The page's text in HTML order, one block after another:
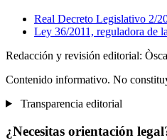
Real Decreto Legislativo 2/
Ley 36/2011, reguladora de
Redacción y revisión editorial:
Contenido informativo. No
Transparencia editorial
¿Necesitas orientación